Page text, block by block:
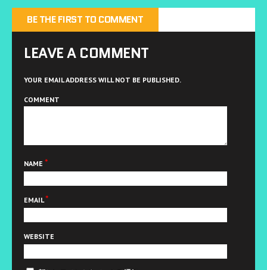
BE THE FIRST TO COMMENT
LEAVE A COMMENT
YOUR EMAIL ADDRESS WILL NOT BE PUBLISHED.
COMMENT
NAME *
EMAIL*
WEBSITE